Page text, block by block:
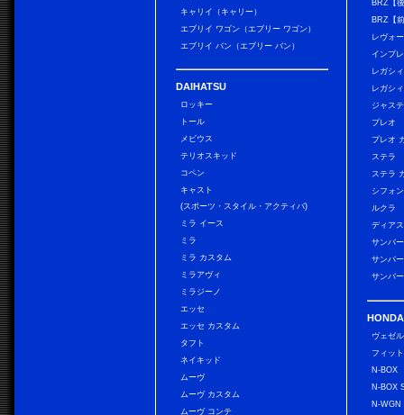
キャリイ（キャリー）
エブリイ ワゴン（エブリー ワゴン）
エブリイ バン（エブリー バン）
DAIHATSU
ロッキー
トール
メビウス
テリオスキッド
コペン
キャスト
(スポーツ・スタイル・アクティバ)
ミラ イース
ミラ
ミラ カスタム
ミラアヴィ
ミラジーノ
エッセ
エッセ カスタム
タフト
ネイキッド
ムーヴ
ムーヴ カスタム
ムーヴ コンテ
BRZ【
BRZ【
レヴォ
インプ
レガシ
レガシ
ジャス
プレオ
プレオ
ステラ
ステラ
シフォ
ルクラ
ディア
サンバ
サンバ
サンバ
HONDA
ヴェゼル
フィット
N-BOX
N-BOX
N-WGN